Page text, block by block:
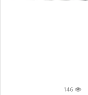
146